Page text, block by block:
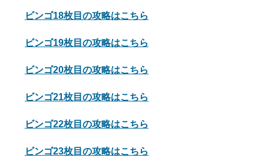
ビンゴ18枚目の攻略はこちら
ビンゴ19枚目の攻略はこちら
ビンゴ20枚目の攻略はこちら
ビンゴ21枚目の攻略はこちら
ビンゴ22枚目の攻略はこちら
ビンゴ23枚目の攻略はこちら